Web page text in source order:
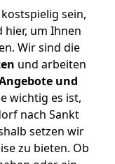
sein,
hier, um Ihnen
Wir sind die
und arbeiten
und
wichtig es ist,
nach Sankt
setzen wir
zu bieten. Ob